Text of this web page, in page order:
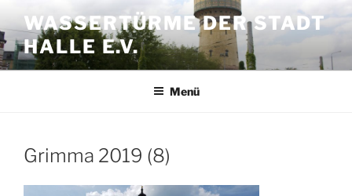
Inhalt
springen
WASSERTÜRME DER STADT
HALLE E.V.
Menü
Grimma 2019 (8)